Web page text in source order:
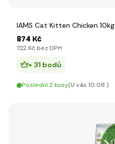
IAMS Cat Kitten Chicken 10kg
874 Kč
722 Kč bez DPH
+ 31 bodů
Poslední 2 kusy(U vás 10.08.)